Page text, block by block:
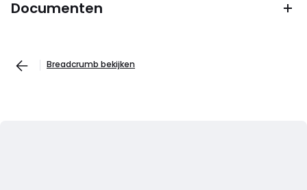
Documenten
Breadcrumb bekijken